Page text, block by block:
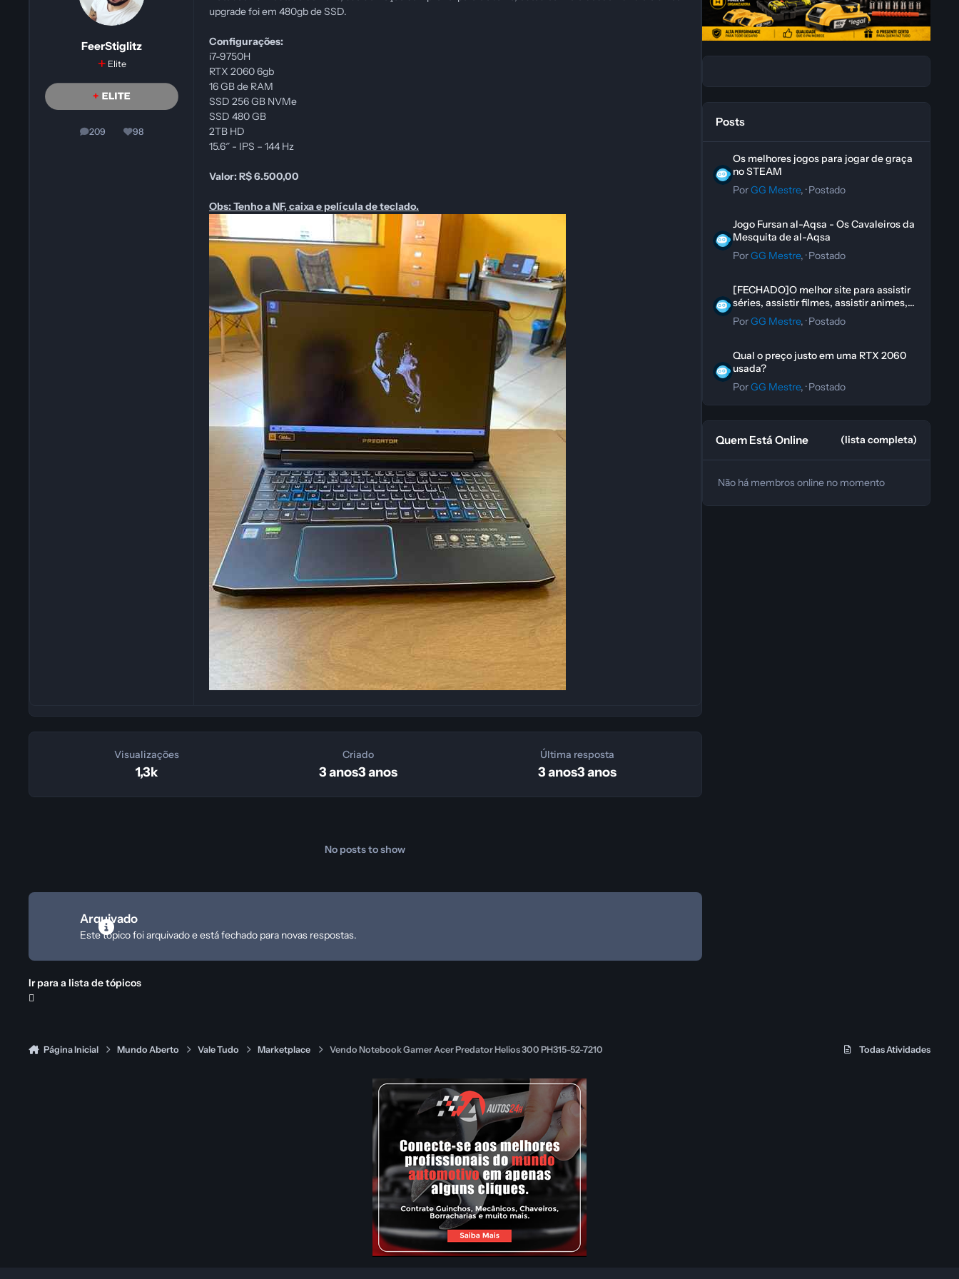
FeerStiglitz
Elite
209
posts 98
Reputação
upgrade foi em 480gb de SSD.
Configurações:
i7-9750H
RTX 2060 6gb
16 GB de RAM
SSD 256 GB NVMe
SSD 480 GB
2TB HD
15.6″ - IPS – 144 Hz
Valor: R$ 6.500,00
Obs: Tenho a NF, caixa e película de teclado.
Visualizações
1,3k
Criado
3 anos3 anos
Última resposta
3 anos3 anos
No posts to show
Arquivado
Este tópico foi arquivado e está fechado para novas respostas.
Ir para a lista de tópicos
Posts
Os melhores jogos para jogar de graça
no STEAM
PorGG Mestre, ·Postado
Jogo Fursan al-Aqsa - Os Cavaleiros da
Mesquita de al-Aqsa
PorGG Mestre, ·Postado
[FECHADO]O melhor site para assistir
séries, assistir filmes, assistir animes,
assistir doramas, assistir novelas
PorGG Mestre, ·Postado
Qual o preço justo em uma RTX 2060
usada?
PorGG Mestre, ·Postado
Quem Está Online (lista completa)
Não há membros online no momento
Página Inicial Mundo Aberto Vale Tudo Marketplace Vendo Notebook Gamer Acer Predator Helios 300 PH315-52-7210 Todas Atividades